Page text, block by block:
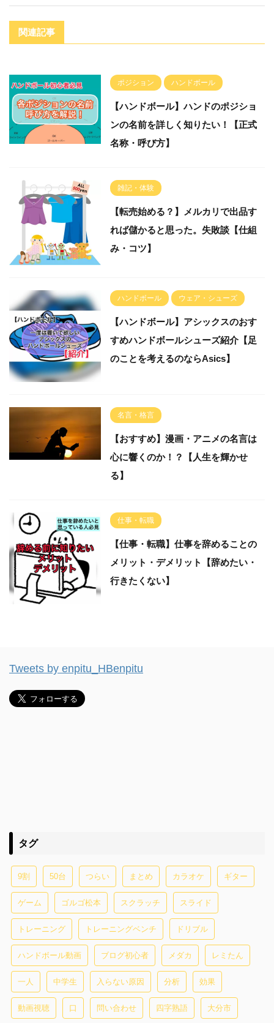
関連記事
ポジション ハンドボール
【ハンドボール】ハンドのポジショ
ンの名前を詳しく知りたい！【正式
名称・呼び方】
雑記・体験
【転売始める？】メルカリで出品す
れば儲かると思った。失敗談【仕組
み・コツ】
ハンドボール ウェア・シューズ
【ハンドボール】アシックスのおす
すめハンドボールシューズ紹介【足
のことを考えるのならAsics】
名言・格言
【おすすめ】漫画・アニメの名言は
心に響くのか！？【人生を輝かせ
る】
仕事・転職
【仕事・転職】仕事を辞めることの
メリット・デメリット【辞めたい・
行きたくない】
Tweets by enpitu_HBenpitu
タグ
9割 50台 つらい まとめ カラオケ ギター
ゲーム ゴルゴ松本 スクラッチ スライド
トレーニング トレーニングベンチ ドリブル
ハンドボール動画 ブログ初心者 メダカ レミたん
一人 中学生 入らない原因 分析 効果
動画視聴 口 問い合わせ 四字熟語 大分市